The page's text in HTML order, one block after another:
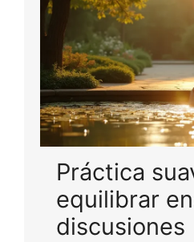
Práctica
equilibrar
discusiones